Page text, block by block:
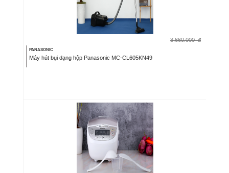
3.660.000 đ
PANASONIC
Máy hút bụi dạng hộp Panasonic MC-CL605KN49